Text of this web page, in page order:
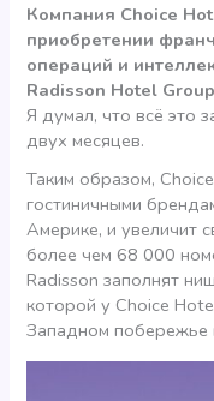
Компания Choice
приобретении
операций и
Radisson Hotel
Я думал, что всё это
двух месяцев.
Таким образом,
гостиничными
Америке, и увеличит
более чем 68 000
Radisson заполнят
которой у Choice
Западном